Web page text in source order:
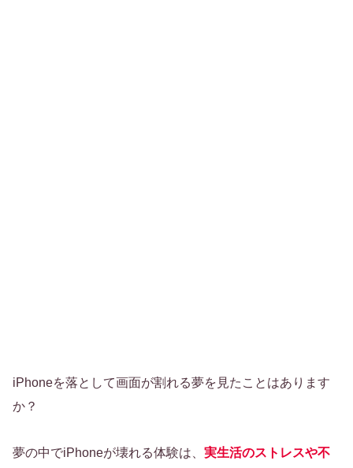
iPhoneを落として画面が割れる夢を見たことはあります
か？
夢の中でiPhoneが壊れる体験は、 実生活のストレスや不